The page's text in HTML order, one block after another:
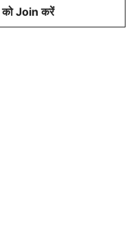
को Join करें